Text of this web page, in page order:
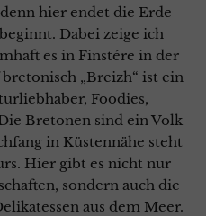
hier endet die Erde
Dabei zeige ich
es in Finstére in der
„Breizh“ ist ein
Foodies,
Bretonen sind ein Volk
in Küstennähe steht
Hier gibt es nicht nur
sondern auch die
aus dem Meer.